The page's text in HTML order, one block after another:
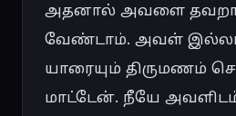
அதனால் அவளை
வேண்டாம். அவள்
யாரையும் திருமணம்
மாட்டேன். நீயே